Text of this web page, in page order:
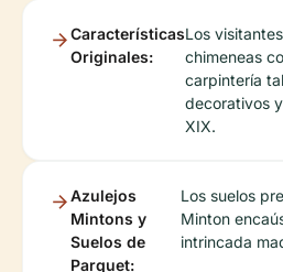
Características
Originales:
Los
chimeneas
carpintería
decorativos
XIX.
Azulejos
Mintons y
Suelos de
Parquet:
Los suelos
Minton
intrincada